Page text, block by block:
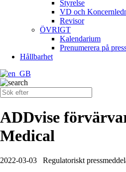
Styrelse
VD och
Revisor
ÖVRIGT
Kalendarium
Prenumerera på
Hållbarhet
ADDvise
Medical
2022-03-03
Regulatoriskt